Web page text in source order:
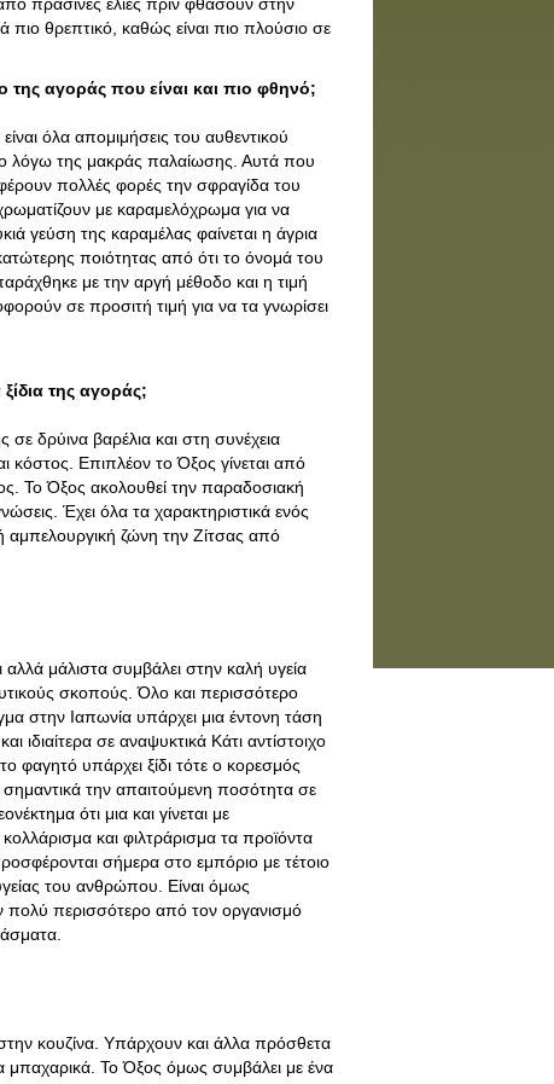
πιο θρεπτικό, καθώς είναι πιο πλούσιο σε
της αγοράς που είναι και πιο φθηνό;
όλα απομιμήσεις του αυθεντικού
λόγω της μακράς παλαίωσης. Αυτά που
πολλές φορές την σφραγίδα του
με καραμελόχρωμα για να
γεύση της καραμέλας φαίνεται η άγρια
ποιότητας από ότι το όνομά του
με την αργή μέθοδο και η τιμή
σε προσιτή τιμή για να τα γνωρίσει
ξίδια της αγοράς;
σε δρύινα βαρέλια και στη συνέχεια
κόστος. Επιπλέον το Όξος γίνεται από
Το Όξος ακολουθεί την παραδοσιακή
Έχει όλα τα χαρακτηριστικά ενός
αμπελουργική ζώνη την Ζίτσας από
μάλιστα συμβάλει στην καλή υγεία
σκοπούς. Όλο και περισσότερο
στην Ιαπωνία υπάρχει μια έντονη τάση
ιδιαίτερα σε αναψυκτικά Κάτι αντίστοιχο
φαγητό υπάρχει ξίδι τότε ο κορεσμός
σημαντικά την απαιτούμενη ποσότητα σε
ότι μια και γίνεται με
και φιλτράρισμα τα προϊόντα
σήμερα στο εμπόριο με τέτοιο
του ανθρώπου. Είναι όμως
πολύ περισσότερο από τον οργανισμό
κουζίνα. Υπάρχουν και άλλα πρόσθετα
μπαχαρικά. Το Όξος όμως συμβάλει με ένα